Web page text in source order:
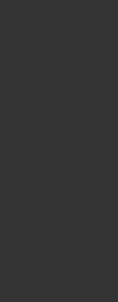
ご本人の意
となる項目
サービスを
いて
情報を提供
個人情報を
た企業による
の検討を含み